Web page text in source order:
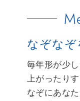
なぞなぞ
毎年形が少
上がったり
なぞにあな